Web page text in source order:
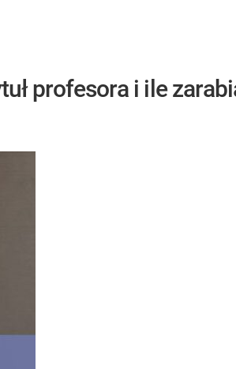
profesora i ile